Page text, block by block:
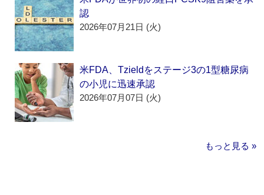
認
2026年07月21日 (火)
米FDA、Tzieldをステージ3の1型糖尿病
の小児に迅速承認
2026年07月07日 (火)
もっと見る »